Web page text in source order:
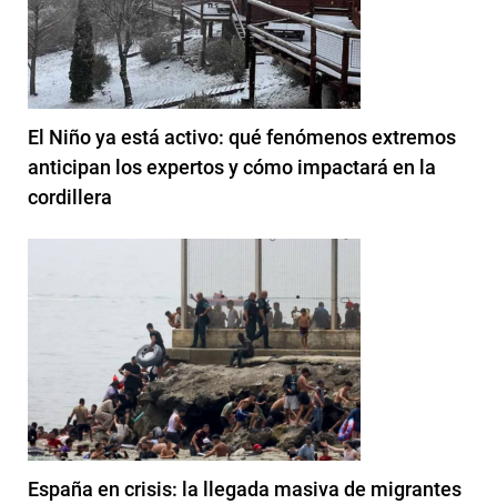
El Niño ya está activo: qué fenómenos extremos
anticipan los expertos y cómo impactará en la
cordillera
España en crisis: la llegada masiva de migrantes